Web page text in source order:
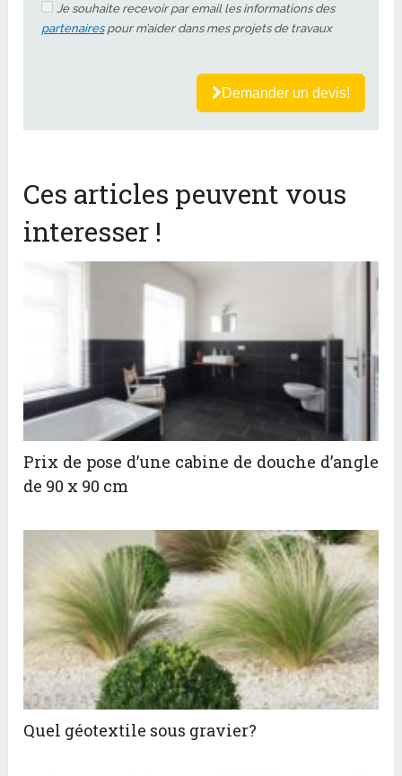
Je souhaite recevoir par email les informations des
partenairespour m’aider dans mes projets de travaux
Demander un devis!
Ces articles peuvent vous
interesser !
Prix de pose d’une cabine de douche d’angle
de 90 x 90 cm
Quel géotextile sous gravier?